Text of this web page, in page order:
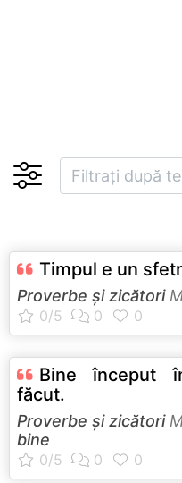
Timpul e un
Proverbe și zicători
Bine început
făcut.
Proverbe și zicători
bine